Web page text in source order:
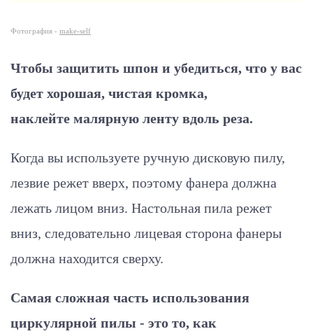
Фотография - make-self
Чтобы защитить шпон и убедиться, что у вас
будет хорошая, чистая кромка,
наклейте малярную ленту вдоль реза.
Когда вы используете ручную дисковую пилу,
лезвие режет вверх, поэтому фанера должна
лежать лицом вниз. Настольная пила режет
вниз, следовательно лицевая сторона фанеры
должна находится сверху.
Самая сложная часть использования
циркулярной пилы - это то, как